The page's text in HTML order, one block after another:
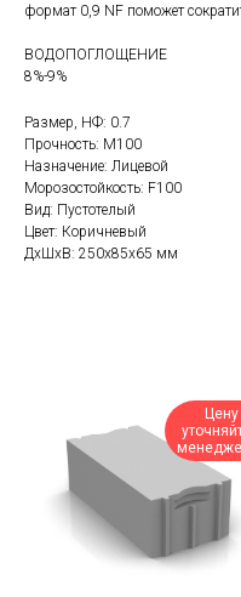
формат 0,9 NF поможет
ВОДОПОГЛОЩЕНИЕ
8%-9%
Размер, НФ: 0.7
Прочность: М100
Назначение: Лицевой
Морозостойкость: F100
Вид: Пустотелый
Цвет: Коричневый
ДxШxВ: 250x85x65 мм
Цену